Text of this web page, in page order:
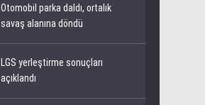
Otomobil parka daldı, ortalık
savaş alanına döndü
LGS yerleştirme sonuçları
açıklandı